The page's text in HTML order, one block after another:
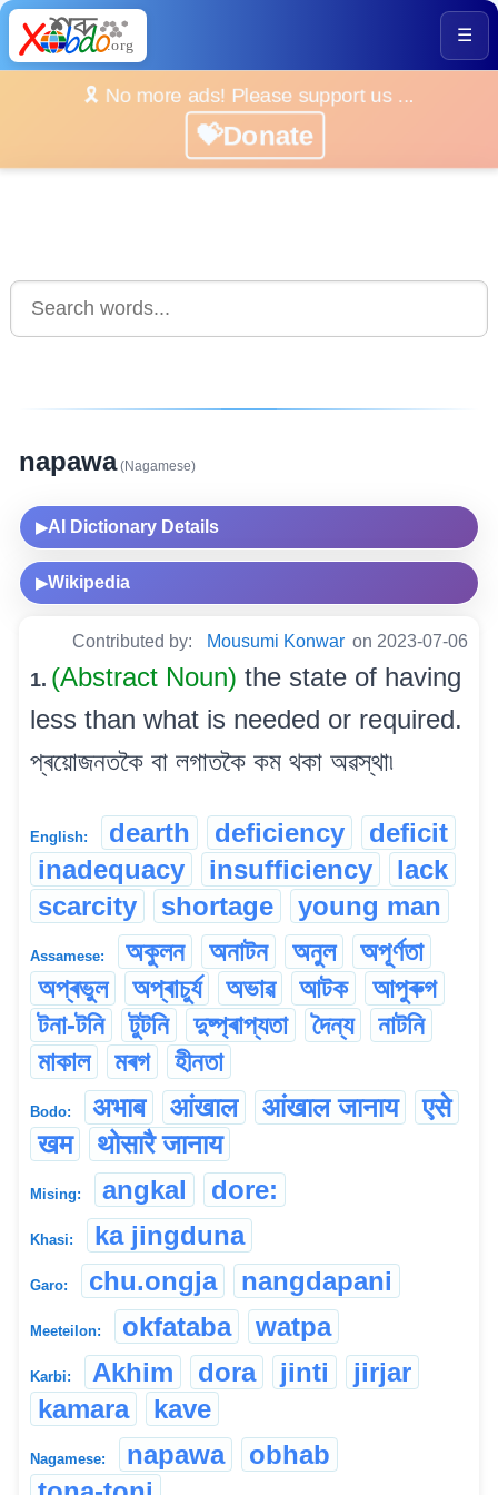
☰
🎗️ No more ads! Please support us ...
💝Donate
napawa(Nagamese)
▶AI Dictionary Details
▶Wikipedia
Contributed by: Mousumi Konwar on 2023-07-06
1. (Abstract Noun) the state of having
less than what is needed or required.
প্ৰয়োজনতকৈ বা লগাতকৈ কম থকা অৱস্থা৷
English: dearth deficiency
deficit
inadequacy
insufficiency
lack
scarcity
shortage young man
Assamese: অকুলন অনাটন অনুল
অপূৰ্ণতা
অপ্ৰভুল
অপ্ৰাচুৰ্য অভাৱ আটক
আপুৰুগ
টনা-টনি
টুটনি দুষ্প্ৰাপ্যতা দৈন্য
নাটনি
মাকাল
মৰগ হীনতা
Bodo: अभाब आंखाल आंखाल जानाय
एसे
खम
थोसारै जानाय
Mising: angkal dore:
Khasi: ka jingduna
Garo: chu.ongja nangdapani
Meeteilon: okfataba watpa
Karbi: Akhim dora jinti
jirjar
kamara
kave
Nagamese: napawa
obhab